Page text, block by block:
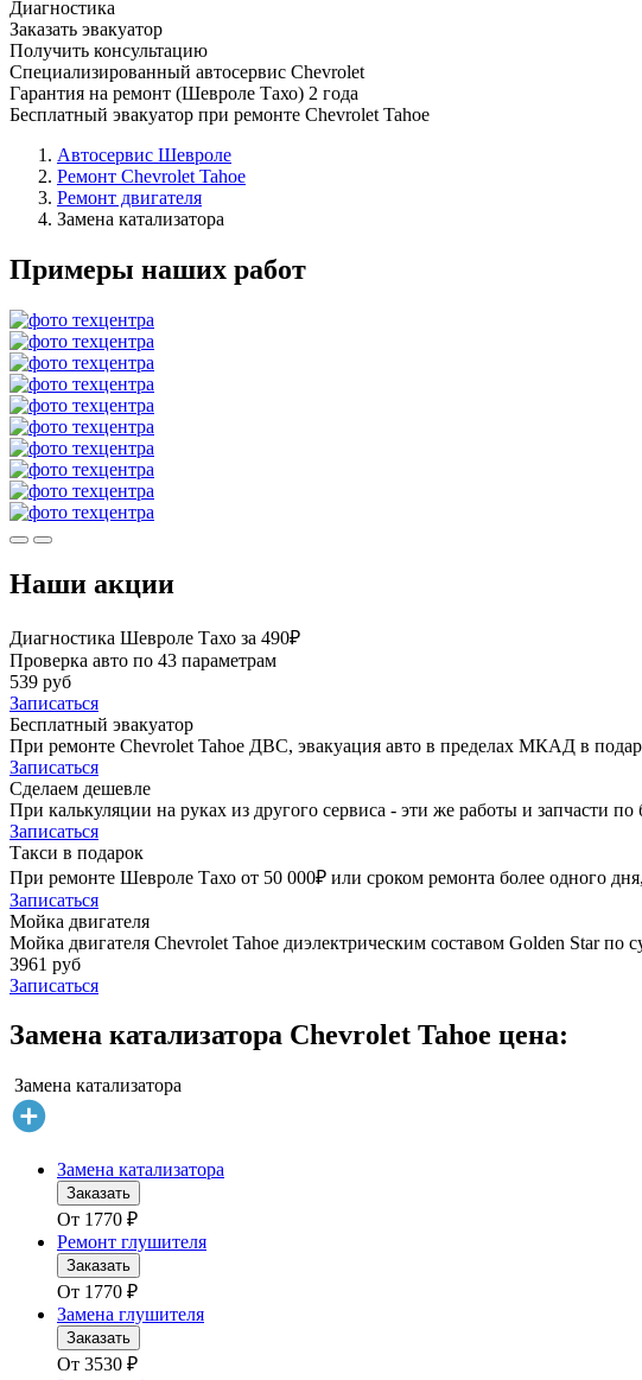
Диагностика
Заказать эвакуатор
Получить консультацию
Специализированный автосервис Chevrolet
Гарантия на ремонт (Шевроле Тахо) 2 года
Бесплатный эвакуатор при ремонте Chevrolet Tahoe
Автосервис Шевроле
Ремонт Chevrolet Tahoe
Ремонт двигателя
Замена катализатора
Примеры наших работ
Наши акции
Диагностика Шевроле Тахо за 490₽
Проверка авто по 43 параметрам
539 руб
Записаться
Бесплатный эвакуатор
При ремонте Chevrolet Tahoe ДВС, эвакуация авто в пределах МКАД в
Записаться
Сделаем дешевле
При калькуляции на руках из другого сервиса - эти же работы и запчасти по
Записаться
Такси в подарок
При ремонте Шевроле Тахо от 50 000₽ или сроком ремонта более одного
Записаться
Мойка двигателя
Мойка двигателя Chevrolet Tahoe диэлектрическим составом Golden Star по
3961 руб
Записаться
Замена катализатора Chevrolet Tahoe цена:
Замена катализатора
Замена катализатора
Заказать
От 1770 ₽
Ремонт глушителя
Заказать
От 1770 ₽
Замена глушителя
Заказать
От 3530 ₽